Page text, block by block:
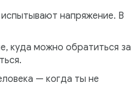
напряжение. В
куда можно обратиться за
— когда ты не